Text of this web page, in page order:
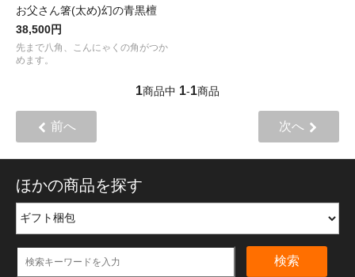
お父さん箸(太め)幻の青黒檀
38,500円
先まで八角、こんにゃくの角がつか
めます。
1商品中 1-1商品
前へ 次へ
ほかの商品を探す
検索